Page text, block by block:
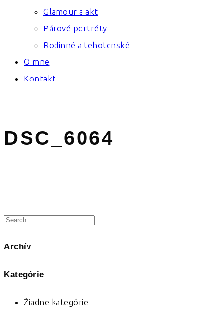
Glamour a akt
Párové portréty
Rodinné a tehotenské
O mne
Kontakt
DSC_6064
Archív
Kategórie
Žiadne kategórie